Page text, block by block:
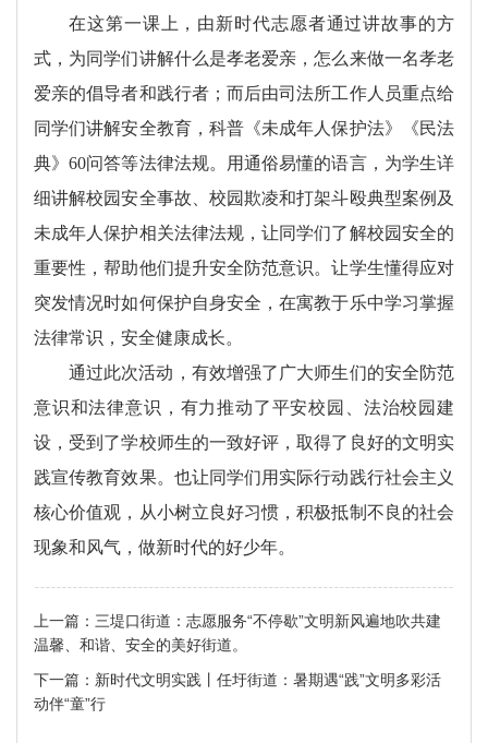
在这第一课上，由新时代志愿者通过讲故事的方
式，为同学们讲解什么是孝老爱亲，怎么来做一名孝老
爱亲的倡导者和践行者；而后由司法所工作人员重点给
同学们讲解安全教育，科普《未成年人保护法》《民法
典》60问答等法律法规。用通俗易懂的语言，为学生详
细讲解校园安全事故、校园欺凌和打架斗殴典型案例及
未成年人保护相关法律法规，让同学们了解校园安全的
重要性，帮助他们提升安全防范意识。让学生懂得应对
突发情况时如何保护自身安全，在寓教于乐中学习掌握
法律常识，安全健康成长。
通过此次活动，有效增强了广大师生们的安全防范
意识和法律意识，有力推动了平安校园、法治校园建
设，受到了学校师生的一致好评，取得了良好的文明实
践宣传教育效果。也让同学们用实际行动践行社会主义
核心价值观，从小树立良好习惯，积极抵制不良的社会
现象和风气，做新时代的好少年。
上一篇： 三堤口街道：志愿服务“不停歇”文明新风遍地吹共建
温馨、和谐、安全的美好街道。
下一篇： 新时代文明实践丨任圩街道：暑期遇“践”文明多彩活
动伴“童”行